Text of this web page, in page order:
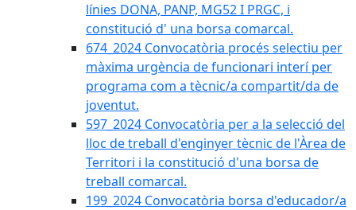
línies DONA, PANP, MG52 I PRGC, i
constitució d' una borsa comarcal.
674_2024 Convocatòria procés selectiu per
màxima urgència de funcionari interí per
programa com a tècnic/a compartit/da de
joventut.
597_2024 Convocatòria per a la selecció del
lloc de treball d'enginyer tècnic de l'Àrea de
Territori i la constitució d'una borsa de
treball comarcal.
199_2024 Convocatòria borsa d'educador/a